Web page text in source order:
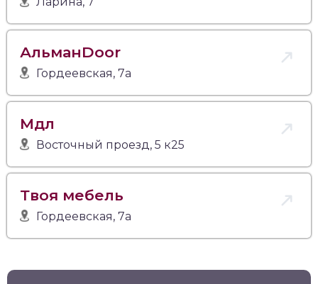
АльманDoor
Гордеевская, 7а
Мдл
Восточный проезд, 5 к25
Твоя мебель
Гордеевская, 7а